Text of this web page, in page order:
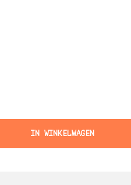
IN WINKELWAGEN